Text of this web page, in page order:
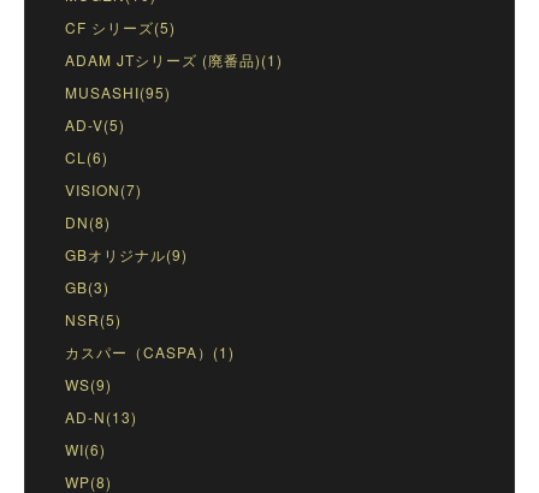
CF シリーズ(5)
ADAM JTシリーズ (廃番品)(1)
MUSASHI(95)
AD-V(5)
CL(6)
VISION(7)
DN(8)
GBオリジナル(9)
GB(3)
NSR(5)
カスパー（CASPA）(1)
WS(9)
AD-N(13)
WI(6)
WP(8)